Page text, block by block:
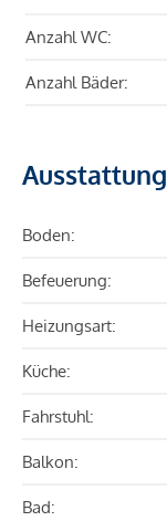
Anzahl WC:
Anzahl Bäder:
Ausstattung
Boden:
Befeuerung:
Heizungsart:
Küche:
Fahrstuhl:
Balkon:
Bad: